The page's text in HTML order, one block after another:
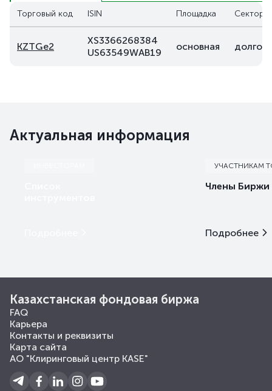
Торговый код ISIN Площадка Сектор
KZTGe2
XS3366268384
US63549WAB19
основная
Актуальная информация
УЧАСТНИКАМ
Члены Биржи
Подробнее
Казахстанская фондовая биржа
FAQ
Карьера
Контакты и реквизиты
Карта сайта
АО "Клиринговый центр KASE"